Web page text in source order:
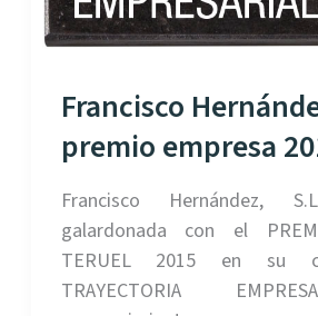
Francisco
premio empresa
Francisco Hernández,
galardonada con el
TERUEL 2015 en su
TRAYECTORIA